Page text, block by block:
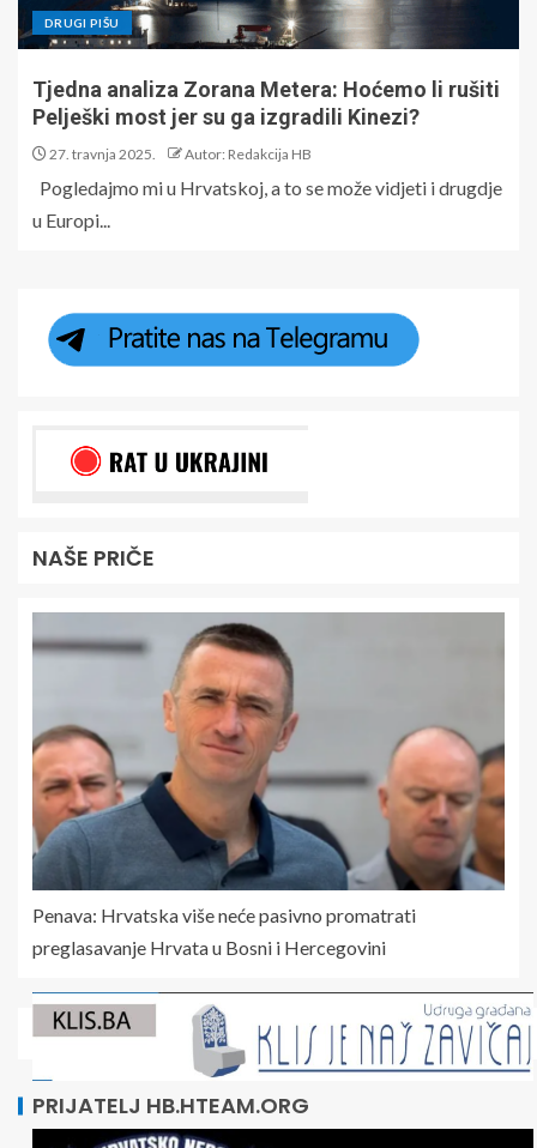
DRUGI PIŠU
Tjedna analiza Zorana Metera: Hoćemo li rušiti
Pelješki most jer su ga izgradili Kinezi?
27. travnja 2025. Autor: Redakcija HB
Pogledajmo mi u Hrvatskoj, a to se može vidjeti i drugdje
u Europi...
NAŠE PRIČE
Penava: Hrvatska više neće pasivno promatrati
preglasavanje Hrvata u Bosni i Hercegovini
PRIJATELJ HB.HTEAM.ORG